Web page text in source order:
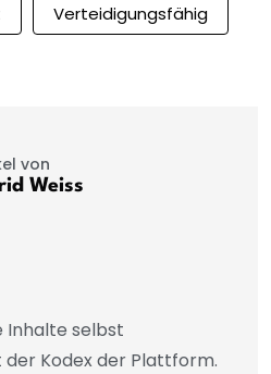
Verteidigungsfähig
von
Weiss
Inhalte selbst
Kodex der Plattform.